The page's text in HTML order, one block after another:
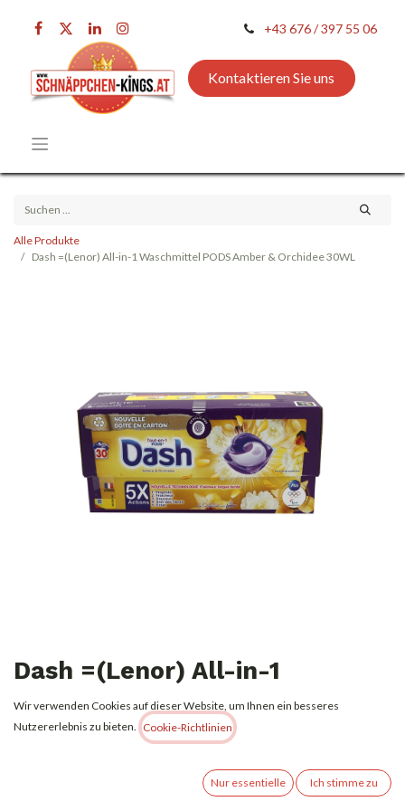
+43 676 / 397 55 06
Kontaktieren Sie uns
Alle Produkte
Dash =(Lenor) All-in-1 Waschmittel PODS Amber & Orchidee 30WL
Dash =(Lenor) All-in-1
Waschmittel PODS Amber &
Orchidee 30WL
Alle Preise inkl. MwSt.zzgl. Versandkosten
Wir verwenden Cookies auf dieser Website, um Ihnen ein besseres
Nutzererlebnis zu bieten.
Cookie-Richtlinien
Nur essentielle Ich stimme zu